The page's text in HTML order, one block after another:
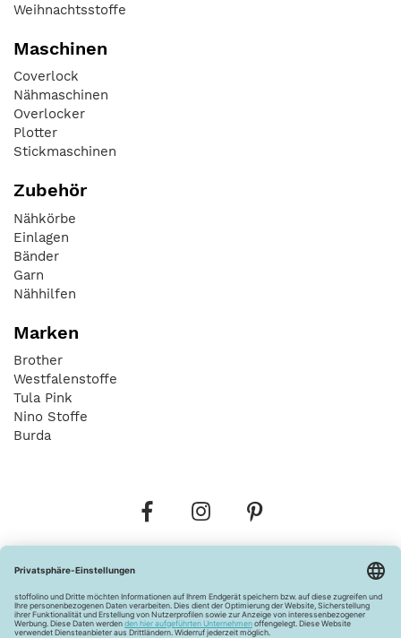
Weihnachtsstoffe
Maschinen
Coverlock
Nähmaschinen
Overlocker
Plotter
Stickmaschinen
Zubehör
Nähkörbe
Einlagen
Bänder
Garn
Nähhilfen
Marken
Brother
Westfalenstoffe
Tula Pink
Nino Stoffe
Burda
Widerrufsbelehrung Vertrag widerrufen